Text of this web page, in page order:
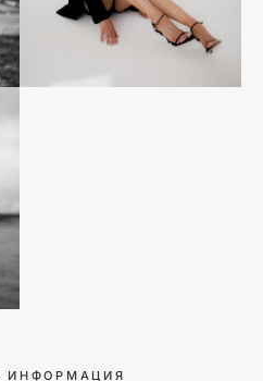
ИНФОРМАЦИЯ